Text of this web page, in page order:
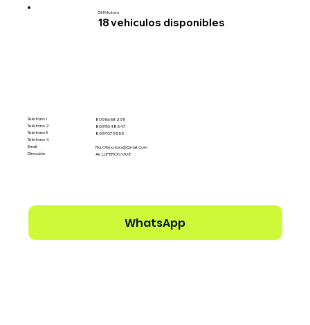
Teléfono 1
Teléfono 2
Teléfono 3
Teléfono 4
Email
Dirección
8095658295
8099048547
8097079555
Rd.ohmotors@gmail.com
AV. LUPERÓN 1308
OH Motors
18vehiculos disponibles
WhatsApp